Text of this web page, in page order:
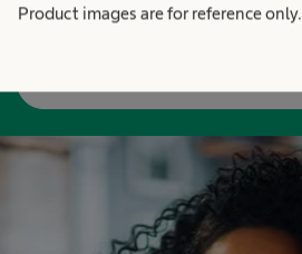
Product images are for reference only.
možná i překvapí.